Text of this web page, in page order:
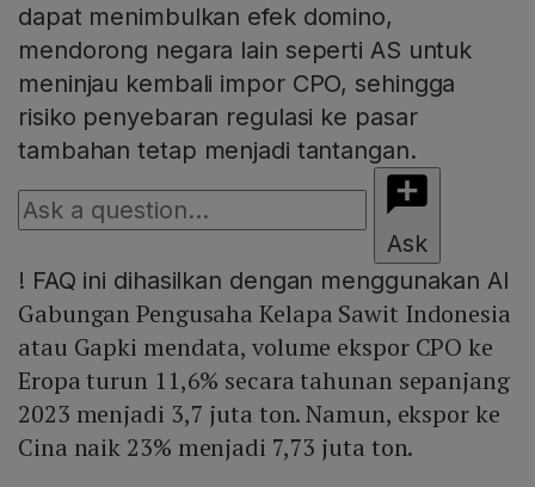
dapat menimbulkan efek domino,
mendorong negara lain seperti AS untuk
meninjau kembali impor CPO, sehingga
risiko penyebaran regulasi ke pasar
tambahan tetap menjadi tantangan.
Ask
! FAQ ini dihasilkan dengan menggunakan AI
Gabungan Pengusaha Kelapa Sawit Indonesia
atau Gapki mendata, volume ekspor CPO ke
Eropa turun 11,6% secara tahunan sepanjang
2023 menjadi 3,7 juta ton. Namun, ekspor ke
Cina naik 23% menjadi 7,73 juta ton.